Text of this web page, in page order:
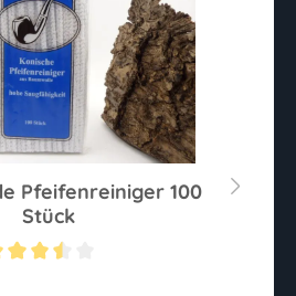
Pfeifenreiniger 100
Stück